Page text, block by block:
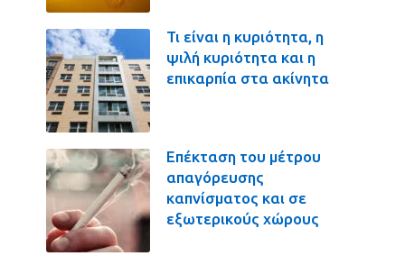
Τι είναι η κυριότητα, η
ψιλή κυριότητα και η
επικαρπία στα ακίνητα
Επέκταση του μέτρου
απαγόρευσης
καπνίσματος και σε
εξωτερικούς χώρους